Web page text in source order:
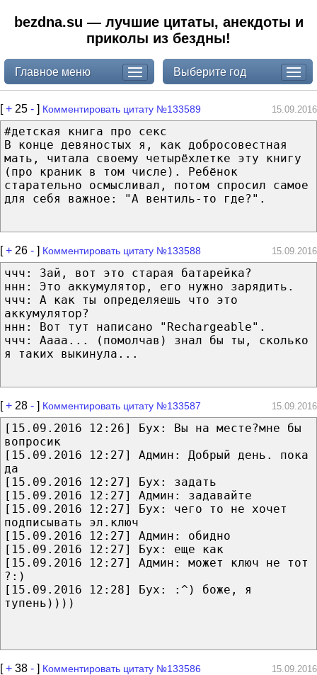
bezdna.su — лучшие цитаты, анекдоты и
приколы из бездны!
Главное меню Выберите год
[+ 25 - ] Комментировать цитату №133589 15.09.2016
#детская книга про секс
В конце девяностых я, как добросовестная
мать, читала своему четырёхлетке эту книгу
(про краник в том числе). Ребёнок
старательно осмысливал, потом спросил самое
для себя важное: "А вентиль-то где?".
[+ 26 - ] Комментировать цитату №133588 15.09.2016
ччч: Зай, вот это старая батарейка?
ннн: Это аккумулятор, его нужно зарядить.
ччч: А как ты определяешь что это
аккумулятор?
ннн: Вот тут написано "Rechargeable".
ччч: Аааа... (помолчав) знал бы ты, сколько
я таких выкинула...
[+ 28 - ] Комментировать цитату №133587 15.09.2016
[‎15.‎09.‎2016 12:26] Бух: Вы на месте?мне бы
вопросик
[‎15.‎09.‎2016 12:27] Админ: Добрый день. пока
да
[‎15.‎09.‎2016 12:27] Бух: задать
[‎15.‎09.‎2016 12:27] Админ: задавайте
[‎15.‎09.‎2016 12:27] Бух: чего то не хочет
подписывать эл.ключ
[‎15.‎09.‎2016 12:27] Админ: обидно
[‎15.‎09.‎2016 12:27] Бух: еще как
[‎15.‎09.‎2016 12:27] Админ: может ключ не тот
?:)
[‎15.‎09.‎2016 12:28] Бух: :^) боже, я
тупень))))
[+ 38 - ] Комментировать цитату №133586 15.09.2016